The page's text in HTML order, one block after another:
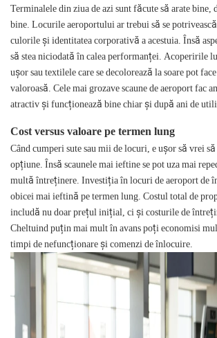
Terminalele din ziua de azi sunt făcute să arate bine,
bine. Locurile aeroportului ar trebui să se
culorile și identitatea corporativă a acestuia. Însă
să stea niciodată în calea performanței. Acoperirile
ușor sau textilele care se decolorează la soare pot
valoroasă. Cele mai grozave scaune de aeroport fac
atractiv și funcționează bine chiar și după ani de
Cost versus valoare pe termen lung
Când cumperi sute sau mii de locuri, e ușor să vrei
opțiune. Însă scaunele mai ieftine se pot uza mai
multă întreținere. Investiția în locuri de aeroport de
obicei mai ieftină pe termen lung. Costul total de
includă nu doar prețul inițial, ci și costurile de
Cheltuind puțin mai mult în avans poți economisi
timpi de nefuncționare și comenzi de înlocuire.